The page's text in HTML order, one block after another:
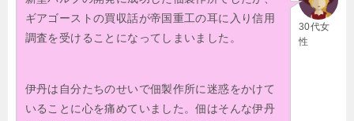
30代女
性
ギアゴーストの買収話が帝国重工の耳に入り信用
調査を受けることになってしまいました。
伊丹は自分たちのせいで佃製作所に迷惑をかけて
いることに心を痛めていました。佃はそんな伊丹